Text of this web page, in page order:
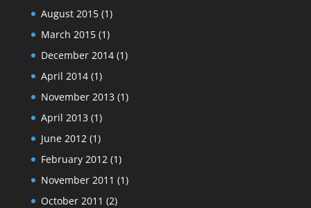
August 2015(1)
March 2015(1)
December 2014(1)
April 2014(1)
November 2013 (1)
April 2013 (1)
June 2012 (1)
February 2012 (1)
November 2011 (1)
October 2011 (2)